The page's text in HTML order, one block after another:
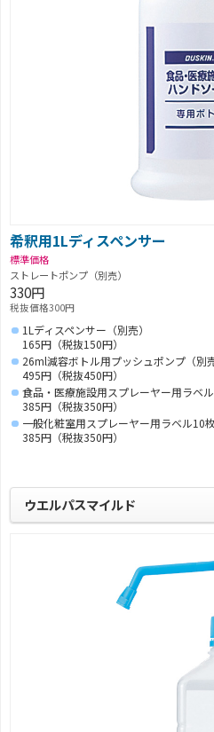
希釈用1Lディスペンサー
標準価格
ストレートポンプ（別売）
330円
税抜価格300円
1Lディスペンサー（別売）
165円（税抜150円）
26ml減容ボトル用プッシュポンプ（別売
495円（税抜450円）
食品・医療施設用スプレーヤー用ラベル
385円（税抜350円）
一般化粧室用スプレーヤー用ラベル10枚
385円（税抜350円）
ウエルパスマイルド